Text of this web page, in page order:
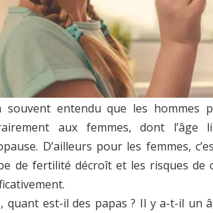
souvent entendu que les hommes
aux femmes, dont
D’ailleurs pour les femmes,
de fertilité décroît et les risques de
quant est-il des papas ? Il y a-t-il un